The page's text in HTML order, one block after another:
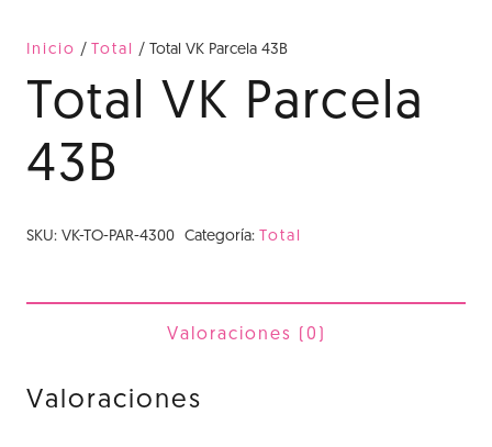
Inicio / Total / Total VK Parcela 43B
Total VK Parcela
43B
SKU: VK-TO-PAR-4300 Categoría: Total
Valoraciones (0)
Valoraciones